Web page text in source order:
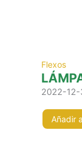
Flexos
2022-
Añadir